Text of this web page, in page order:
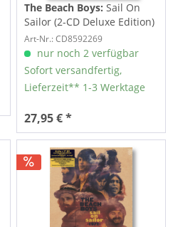
The Beach Boys: Sail On
Sailor (2-CD Deluxe Edition)
Art-Nr.: CD8592269
nur noch 2 verfügbar
Sofort versandfertig,
Lieferzeit** 1-3 Werktage
27,95 € *